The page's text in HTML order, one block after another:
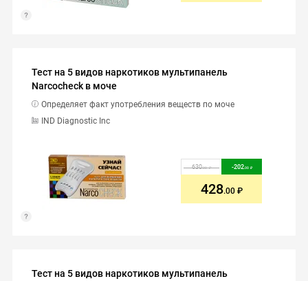
Тест на 5 видов наркотиков мультипанель
Narcocheck в моче
IND Diagnostic Inc
Определяет факт употребления веществ по моче
630.00 -202.00
428.00
Тест на 5 видов наркотиков мультипанель